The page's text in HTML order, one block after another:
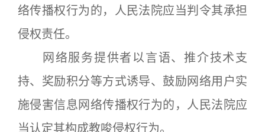
络传播权行为的，人民法院应当判令其承担
侵权责任。
网络服务提供者以言语、推介技术支
持、奖励积分等方式诱导、鼓励网络用户实
施侵害信息网络传播权行为的，人民法院应
当认定其构成教唆侵权行为。